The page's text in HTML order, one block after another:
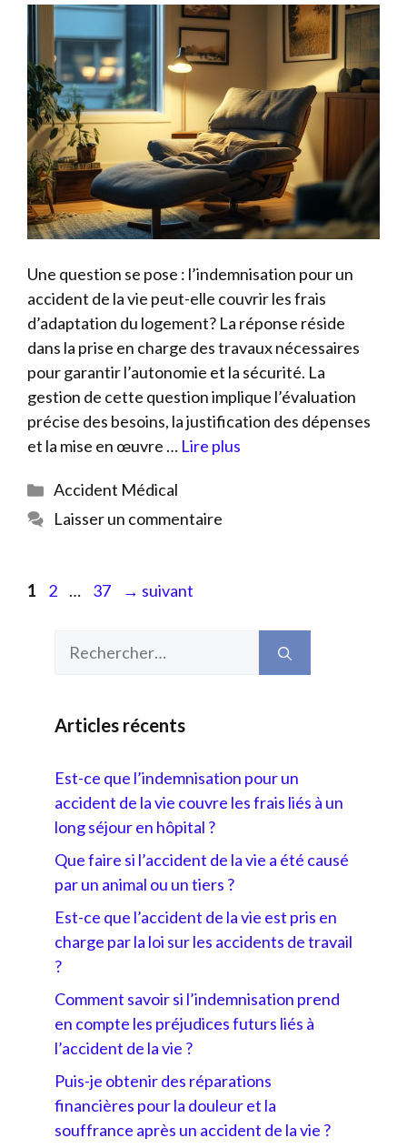
Une question se pose : l’indemnisation pour un
accident de la vie peut-elle couvrir les frais
d’adaptation du logement? La réponse réside
dans la prise en charge des travaux nécessaires
pour garantir l’autonomie et la sécurité. La
gestion de cette question implique l’évaluation
précise des besoins, la justification des dépenses
et la mise en œuvre … Lire plus
Catégories
Accident Médical
Laisser un commentaire
Page
1 Page
2 … Page
37 → suivant
Articles récents
Est-ce que l’indemnisation pour un
accident de la vie couvre les frais liés à un
long séjour en hôpital ?
Que faire si l’accident de la vie a été causé
par un animal ou un tiers ?
Est-ce que l’accident de la vie est pris en
charge par la loi sur les accidents de travail
?
Comment savoir si l’indemnisation prend
en compte les préjudices futurs liés à
l’accident de la vie ?
Puis-je obtenir des réparations
financières pour la douleur et la
souffrance après un accident de la vie ?